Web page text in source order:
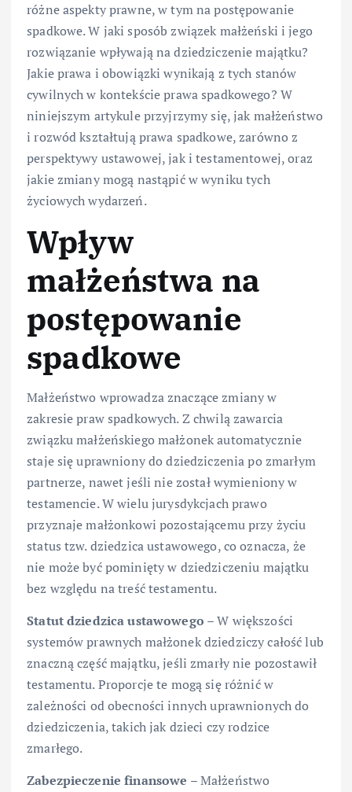
różne aspekty prawne, w tym na postępowanie
spadkowe. W jaki sposób związek małżeński i jego
rozwiązanie wpływają na dziedziczenie majątku?
Jakie prawa i obowiązki wynikają z tych stanów
cywilnych w kontekście prawa spadkowego? W
niniejszym artykule przyjrzymy się, jak małżeństwo
i rozwód kształtują prawa spadkowe, zarówno z
perspektywy ustawowej, jak i testamentowej, oraz
jakie zmiany mogą nastąpić w wyniku tych
życiowych wydarzeń.
Wpływ
małżeństwa na
postępowanie
spadkowe
Małżeństwo wprowadza znaczące zmiany w
zakresie praw spadkowych. Z chwilą zawarcia
związku małżeńskiego małżonek automatycznie
staje się uprawniony do dziedziczenia po zmarłym
partnerze, nawet jeśli nie został wymieniony w
testamencie. W wielu jurysdykcjach prawo
przyznaje małżonkowi pozostającemu przy życiu
status tzw. dziedzica ustawowego, co oznacza, że
nie może być pominięty w dziedziczeniu majątku
bez względu na treść testamentu.
Statut dziedzica ustawowego – W większości
systemów prawnych małżonek dziedziczy całość lub
znaczną część majątku, jeśli zmarły nie pozostawił
testamentu. Proporcje te mogą się różnić w
zależności od obecności innych uprawnionych do
dziedziczenia, takich jak dzieci czy rodzice
zmarłego.
Zabezpieczenie finansowe – Małżeństwo